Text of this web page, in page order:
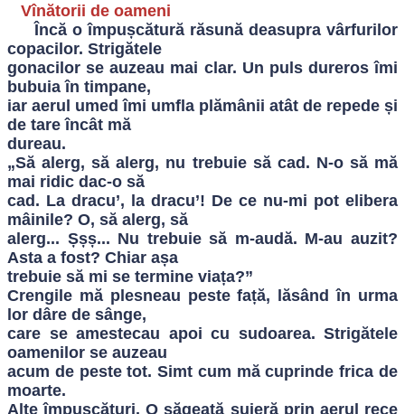
Vînătorii de oameni
Încă o împușcătură răsună deasupra vârfurilor
copacilor. Strigătele
gonacilor se auzeau mai clar. Un puls dureros îmi
bubuia în timpane,
iar aerul umed îmi umfla plămânii atât de repede și
de tare încât mă
dureau.
„Să alerg, să alerg, nu trebuie să cad. N-o să mă
mai ridic dac-o să
cad. La dracu’, la dracu’! De ce nu-mi pot elibera
mâinile? O, să alerg, să
alerg... Șșș... Nu trebuie să m-audă. M-au auzit?
Asta a fost? Chiar așa
trebuie să mi se termine viața?”
Crengile mă plesneau peste față, lăsând în urma
lor dâre de sânge,
care se amestecau apoi cu sudoarea. Strigătele
oamenilor se auzeau
acum de peste tot. Simt cum mă cuprinde frica de
moarte.
Alte împușcături. O săgeată șuieră prin aerul rece